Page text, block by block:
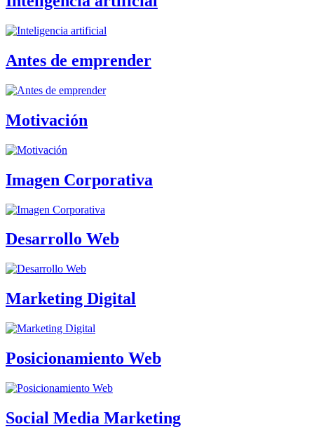
Antes de emprender
Motivación
Imagen Corporativa
Desarrollo Web
Marketing Digital
Posicionamiento Web
Social Media Marketing